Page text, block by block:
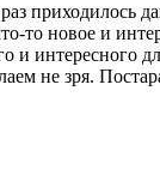
приходилось
то новое и
и
не зря.